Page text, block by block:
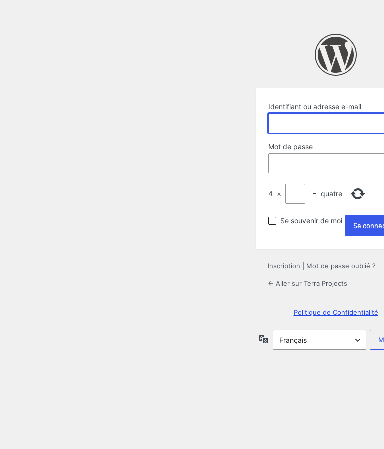
Identifiant ou adresse e-mail
Mot de passe
4 × = quatre
Se souvenir de moi
Inscription Mot de passe oublié ?
← Aller sur Terra Projects
Politique de Confidentialité
Langue